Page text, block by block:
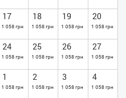
17
1 058 грн
18
1 058 грн
19
1 058 грн
20
1 058 грн
24
1 058 грн
25
1 058 грн
26
1 058 грн
27
1 058 грн
1
1 058 грн
2
1 058 грн
3
1 058 грн
4
1 058 грн